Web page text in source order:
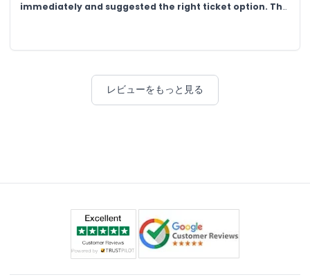
immediately and suggested the right ticket option. The
レビューをもっと見る